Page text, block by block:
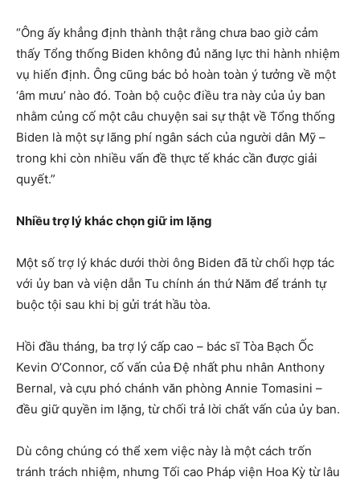
“Ông ấy khẳng định thành thật rằng chưa bao giờ cảm
thấy Tổng thống Biden không đủ năng lực thi hành nhiệm
vụ hiến định. Ông cũng bác bỏ hoàn toàn ý tưởng về một
‘âm mưu’ nào đó. Toàn bộ cuộc điều tra này của ủy ban
nhằm củng cố một câu chuyện sai sự thật về Tổng thống
Biden là một sự lãng phí ngân sách của người dân Mỹ –
trong khi còn nhiều vấn đề thực tế khác cần được giải
quyết.”
Nhiều trợ lý khác chọn giữ im lặng
Một số trợ lý khác dưới thời ông Biden đã từ chối hợp tác
với ủy ban và viện dẫn Tu chính án thứ Năm để tránh tự
buộc tội sau khi bị gửi trát hầu tòa.
Hồi đầu tháng, ba trợ lý cấp cao – bác sĩ Tòa Bạch Ốc
Kevin O’Connor, cố vấn của Đệ nhất phu nhân Anthony
Bernal, và cựu phó chánh văn phòng Annie Tomasini –
đều giữ quyền im lặng, từ chối trả lời chất vấn của ủy ban.
Dù công chúng có thể xem việc này là một cách trốn
tránh trách nhiệm, nhưng Tối cao Pháp viện Hoa Kỳ từ lâu